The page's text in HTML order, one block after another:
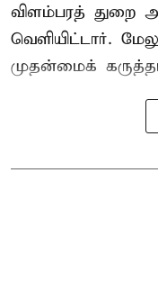
விளம்பரத் துறை
வெளியிட்டார்.
முதன்மைக்